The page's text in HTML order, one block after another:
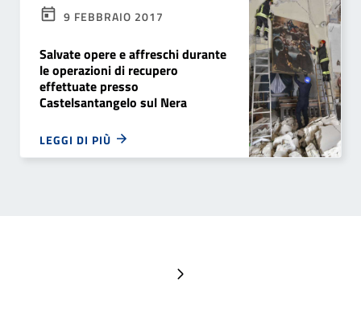
9 FEBBRAIO 2017
Salvate opere e affreschi durante
le operazioni di recupero
effettuate presso
Castelsantangelo sul Nera
LEGGI DI PIÙ
Pagina successiva